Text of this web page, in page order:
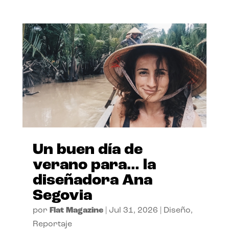
Un buen día de
verano para… la
diseñadora Ana
Segovia
por Flat Magazine| Jul 31, 2026 Diseño,
Reportaje